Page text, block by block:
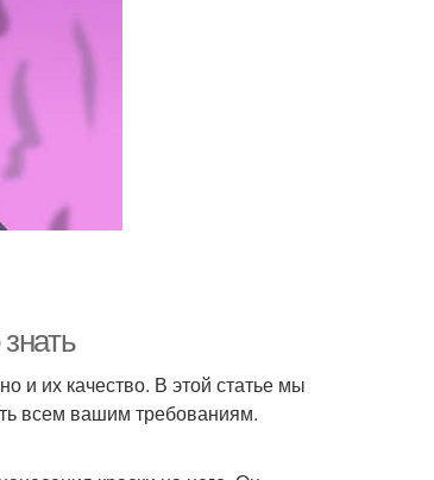
и их качество. В этой статье мы
всем вашим требованиям.